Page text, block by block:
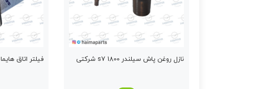
نازل روغن پاش سیلندر s7 1800 شرکتی فیلتر اتاق هایما S5 وارداتی